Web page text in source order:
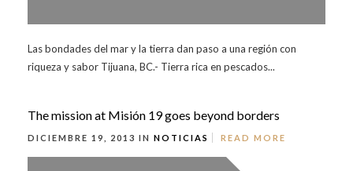
Las bondades del mar y la tierra dan paso a una región con
riqueza y sabor Tijuana, BC.- Tierra rica en pescados...
The mission at Misión 19 goes beyond borders
DICIEMBRE 19, 2013 IN NOTICIAS READ MORE